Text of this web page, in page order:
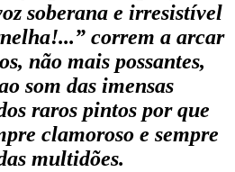
soberana e irresistível
correm a arcar
não mais possantes,
som das imensas
raros pintos por que
clamoroso e sempre
multidões.